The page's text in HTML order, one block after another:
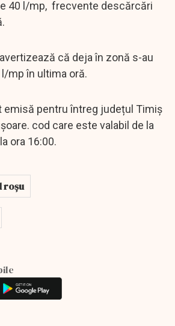
40 l/mp, frecvente descărcări
că deja în zonă s-au
mp în ultima oră.
emisă pentru întreg județul Timiș
cod care este valabil de la
ora 16:00.
roșu